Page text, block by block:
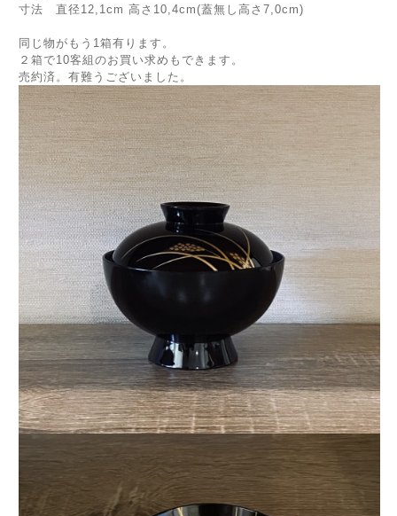
寸法 直径12,1cm 高さ10,4cm(蓋無し高さ7,0cm)
同じ物がもう1箱有ります。
２箱で10客組のお買い求めもできます。
売約済。有難うございました。